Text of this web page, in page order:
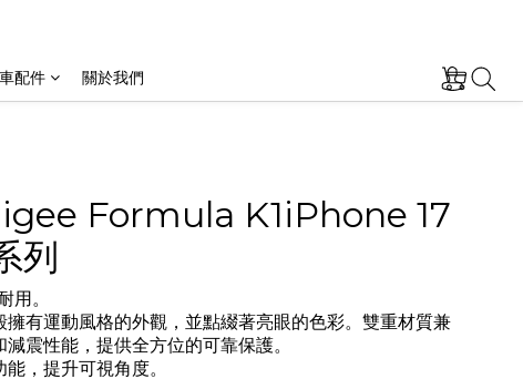
配件 關於我們
Formula K1iPhone 17
列
用。
擁有運動風格的外觀，並點綴著亮眼的色彩。雙重材質兼
震性能，提供全方位的可靠保護。
，提升可視角度。